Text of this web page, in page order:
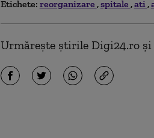
Etichete: reorganizare spitale ati
Urmărește știrile Digi24.ro și